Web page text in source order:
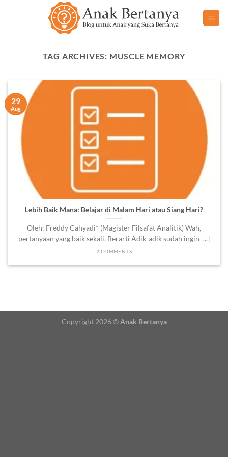
TAG ARCHIVES: MUSCLE MEMORY
Lebih Baik Mana: Belajar di Malam Hari atau Siang Hari?
Oleh: Freddy Cahyadi* (Magister Filsafat Analitik) Wah,
pertanyaan yang baik sekali. Berarti Adik-adik sudah ingin [...]
2 COMMENTS
29
Aug
Copyright 2026 ©Anak Bertanya